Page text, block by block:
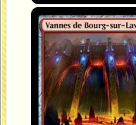
Vannes de Bourg-sur-Lave